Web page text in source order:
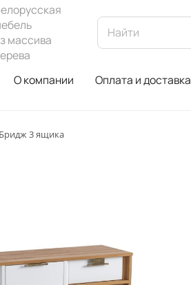
массива
О компании Оплата и доставка
3 ящика